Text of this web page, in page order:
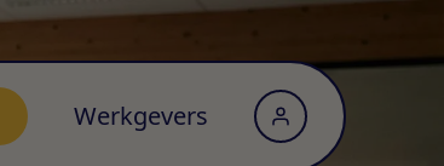
Werkgevers